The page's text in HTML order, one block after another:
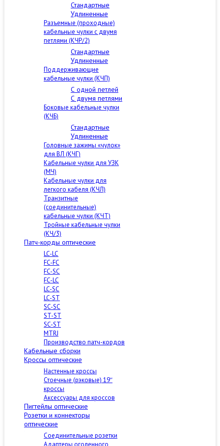
Стандартные
Удлиненные
Разъемные (проходные)
кабельные чулки с двумя
петлями (КЧР/2)
Стандартные
Удлиненные
Поддерживающие
кабельные чулки (КЧП)
С одной петлей
С двумя петлями
Боковые кабельные чулки
(КЧБ)
Стандартные
Удлиненные
Головные зажимы «чулок»
для ВЛ (КЧГ)
Кабельные чулки для УЗК
(МЧ)
Кабельные чулки для
легкого кабеля (КЧЛ)
Транзитные
(соединительные)
кабельные чулки (КЧТ)
Тройные кабельные чулки
(КЧ/3)
Патч-корды оптические
LC-LC
FC-FC
FC-SC
FC-LC
LC-SC
LC-ST
SC-SC
ST-ST
SC-ST
MTRJ
Производство патч-кордов
Кабельные сборки
Кроссы оптические
Настенные кроссы
Стоечные (рэковые) 19″
кроссы
Аксессуары для кроссов
Пигтейлы оптические
Розетки и коннекторы
оптические
Соединительные розетки
Адаптеры оголенного